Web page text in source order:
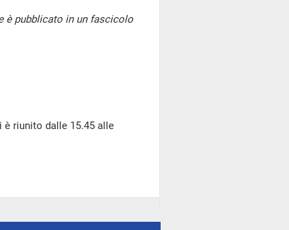
è pubblicato in un fascicolo
riunito dalle 15.45 alle